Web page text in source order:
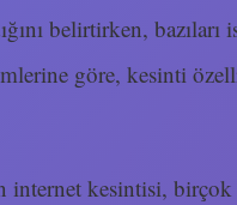
belirtirken,
göre, kesinti
internet kesintisi,